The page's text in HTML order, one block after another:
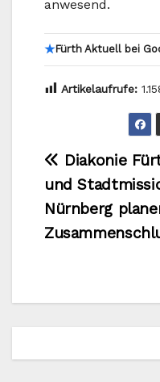
anwesend.
★Fürth Aktuell bei
Artikelaufrufe:
Diakonie
und
Nürnberg